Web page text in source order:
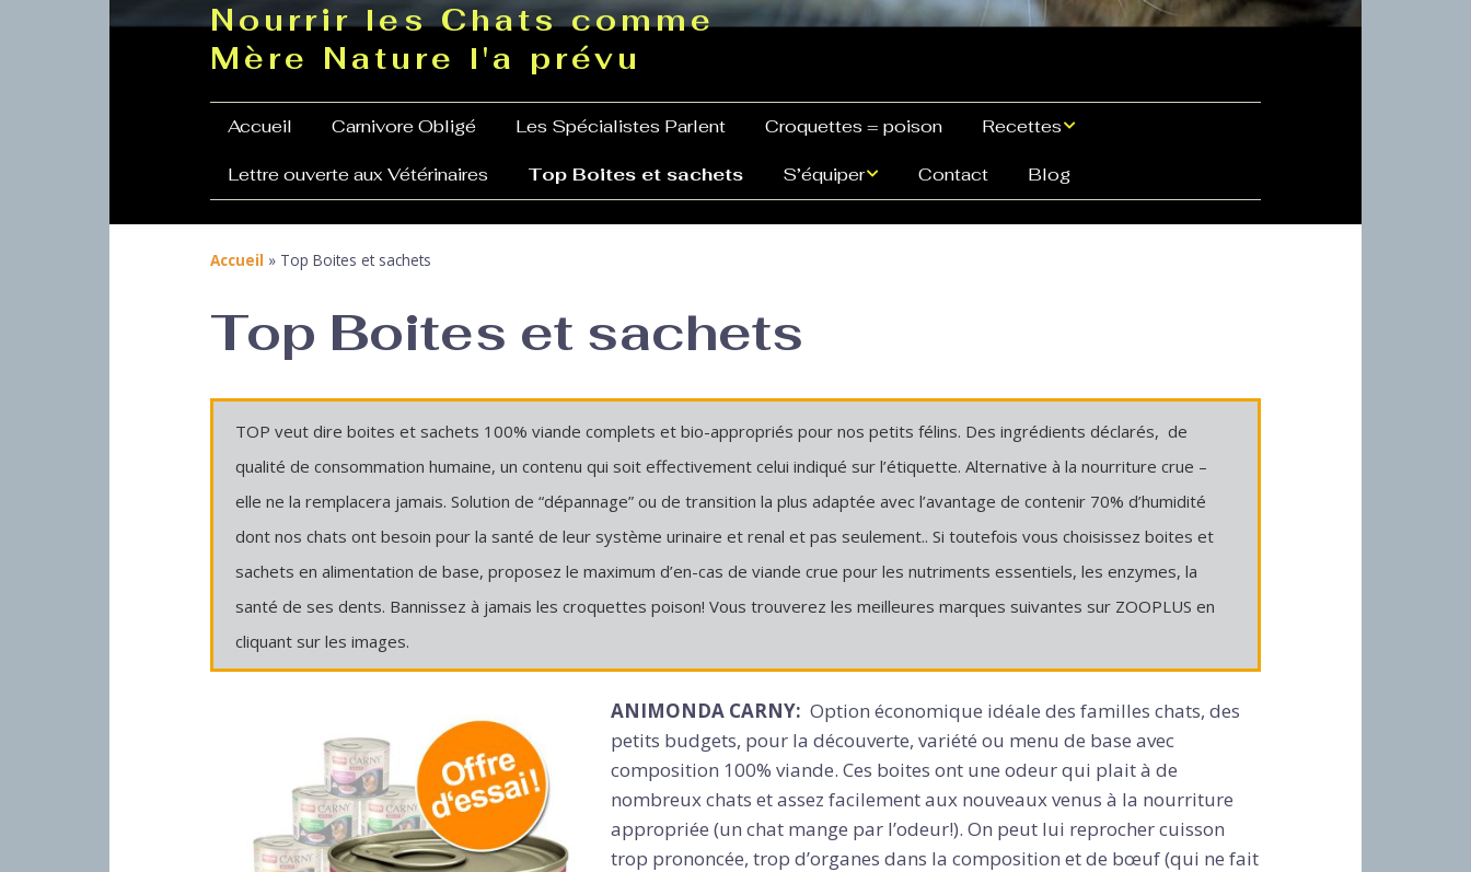
Nourrir les Chats comme
Mère Nature l'a prévu
Accueil Carnivore Obligé Les Spécialistes Parlent Croquettes = poison Recettes
Recette facile à
base de Cuisses de
d’Ingrédients
Lettre ouverte aux Vétérinaires Top Boites et sachets S’équiper
Hachoir broyeur
Contact Blog
Accueil » Top Boites et sachets
Top Boites et sachets
TOP veut dire boites et sachets 100% viande complets et bio-appropriés pour nos petits félins. Des ingrédients déclarés, de
qualité de consommation humaine, un contenu qui soit effectivement celui indiqué sur l’étiquette. Alternative à la nourriture crue –
elle ne la remplacera jamais. Solution de “dépannage” ou de transition la plus adaptée avec l’avantage de contenir 70% d’humidité
dont nos chats ont besoin pour la santé de leur système urinaire et renal et pas seulement.. Si toutefois vous choisissez boites et
sachets en alimentation de base, proposez le maximum d’en-cas de viande crue pour les nutriments essentiels, les enzymes, la
santé de ses dents. Bannissez à jamais les croquettes poison! Vous trouverez les meilleures marques suivantes sur ZOOPLUS en
cliquant sur les images.
ANIMONDA CARNY: Option économique idéale des familles chats, des
petits budgets, pour la découverte, variété ou menu de base avec
composition 100% viande. Ces boites ont une odeur qui plait à de
nombreux chats et assez facilement aux nouveaux venus à la nourriture
appropriée (un chat mange par l’odeur!). On peut lui reprocher cuisson
trop prononcée, trop d’organes dans la composition et de bœuf (qui ne fait